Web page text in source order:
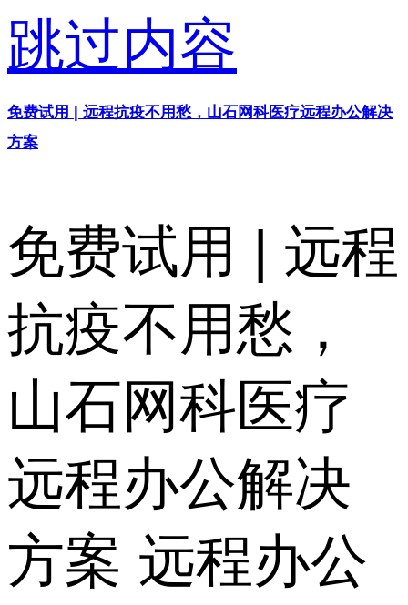
跳过内容
免费试用 | 远程抗疫不用愁，山石网科医疗远程办公解决
方案
免费试用 | 远程
抗疫不用愁，
山石网科医疗
远程办公解决
方案 远程办公